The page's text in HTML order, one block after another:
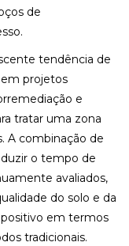
de
tendência de
projetos
e
tratar uma zona
A combinação de
o tempo de
avaliados,
do solo e da
em termos
tradicionais.